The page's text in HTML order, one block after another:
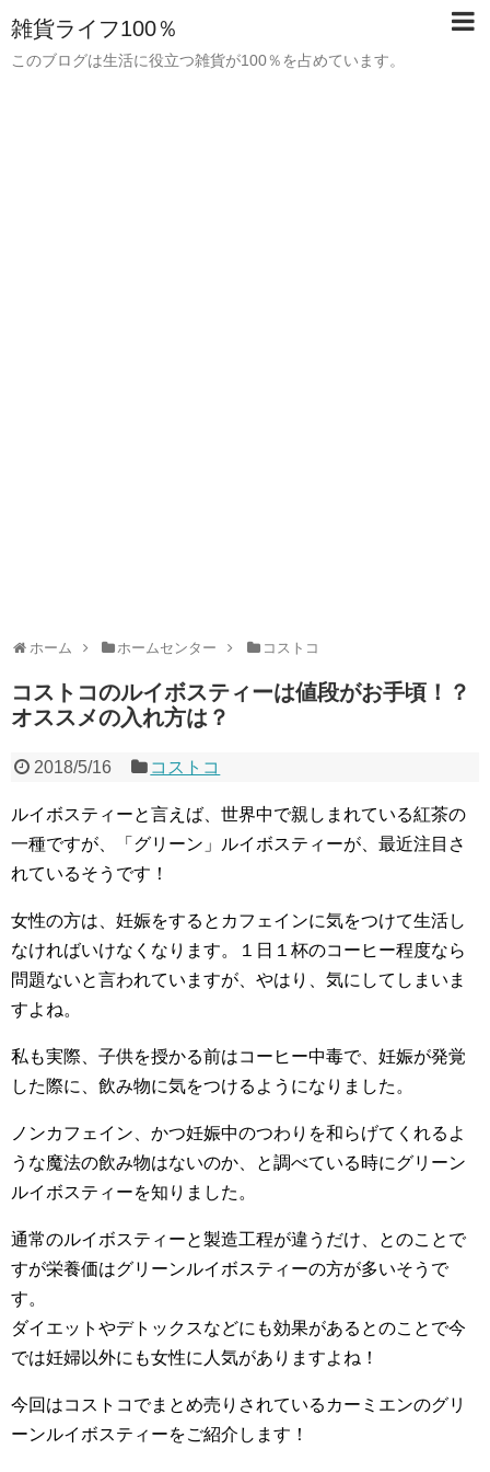
雑貨ライフ100％
このブログは生活に役立つ雑貨が100％を占めています。
ホーム ホームセンター コストコ
コストコのルイボスティーは値段がお手頃！？
オススメの入れ方は？
2018/5/16 コストコ
ルイボスティーと言えば、世界中で親しまれている紅茶の
一種ですが、「グリーン」ルイボスティーが、最近注目さ
れているそうです！
女性の方は、妊娠をするとカフェインに気をつけて生活し
なければいけなくなります。１日１杯のコーヒー程度なら
問題ないと言われていますが、やはり、気にしてしまいま
すよね。
私も実際、子供を授かる前はコーヒー中毒で、妊娠が発覚
した際に、飲み物に気をつけるようになりました。
ノンカフェイン、かつ妊娠中のつわりを和らげてくれるよ
うな魔法の飲み物はないのか、と調べている時にグリーン
ルイボスティーを知りました。
通常のルイボスティーと製造工程が違うだけ、とのことで
すが栄養価はグリーンルイボスティーの方が多いそうで
す。
ダイエットやデトックスなどにも効果があるとのことで今
では妊婦以外にも女性に人気がありますよね！
今回はコストコでまとめ売りされているカーミエンのグリ
ーンルイボスティーをご紹介します！